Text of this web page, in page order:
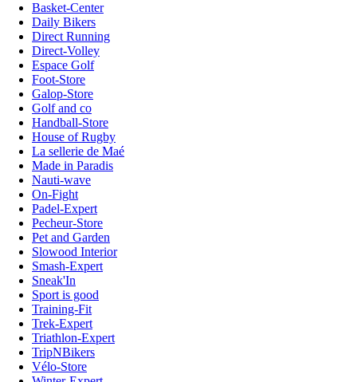
Basket-Center
Daily Bikers
Direct Running
Direct-Volley
Espace Golf
Foot-Store
Galop-Store
Golf and co
Handball-Store
House of Rugby
La sellerie de Maé
Made in Paradis
Nauti-wave
On-Fight
Padel-Expert
Pecheur-Store
Pet and Garden
Slowood Interior
Smash-Expert
Sneak'In
Sport is good
Training-Fit
Trek-Expert
Triathlon-Expert
TripNBikers
Vélo-Store